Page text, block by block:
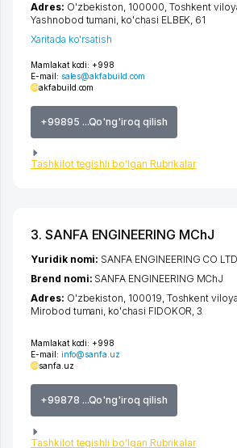
Mamlakat kodi: +998
E-mail: sales@akfabuild.com
akfabuild.com
+99895 ...Qo'ng'iroq qilish
Tashkilot tegishli bo'lgan Rubrikalar
Adres: O'zbekiston, 100000, Toshkent
Yashnobod tumani, ko'chasi ELBEK, 61
Xaritada ko'rsatish
3. SANFA ENGINEERING MChJ
Mamlakat kodi: +998
E-mail: info@sanfa.uz
sanfa.uz
+99878 ...Qo'ng'iroq qilish
Tashkilot tegishli bo'lgan Rubrikalar
Yuridik nomi: SANFA ENGINEERING CO
Brend nomi: SANFA ENGINEERING MChJ
Adres: O'zbekiston, 100019, Toshkent
Mirobod tumani, ko'chasi FIDOKOR, 3